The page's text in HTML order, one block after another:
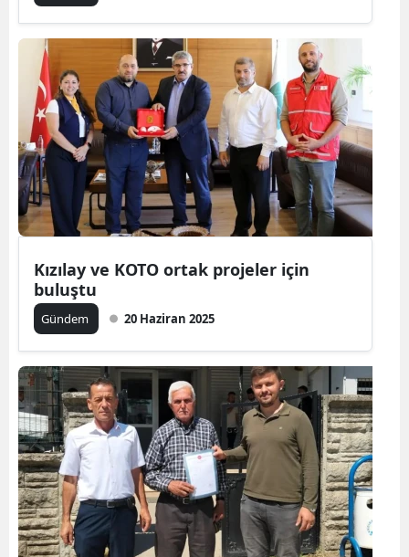
Kızılay ve KOTO ortak projeler için
buluştu
Gündem 20 Haziran 2025